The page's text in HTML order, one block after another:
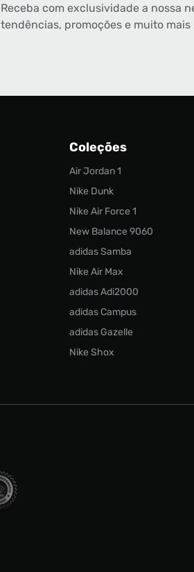
Receba com exclusividade a nossa
tendências, promoções e muito mais
Coleções
Air Jordan 1
Nike Dunk
Nike Air Force 1
New Balance 9060
adidas Samba
Nike Air Max
adidas Adi2000
adidas Campus
adidas Gazelle
Nike Shox